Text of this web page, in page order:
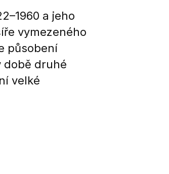
a jeho
vymezeného
působení
době druhé
velké